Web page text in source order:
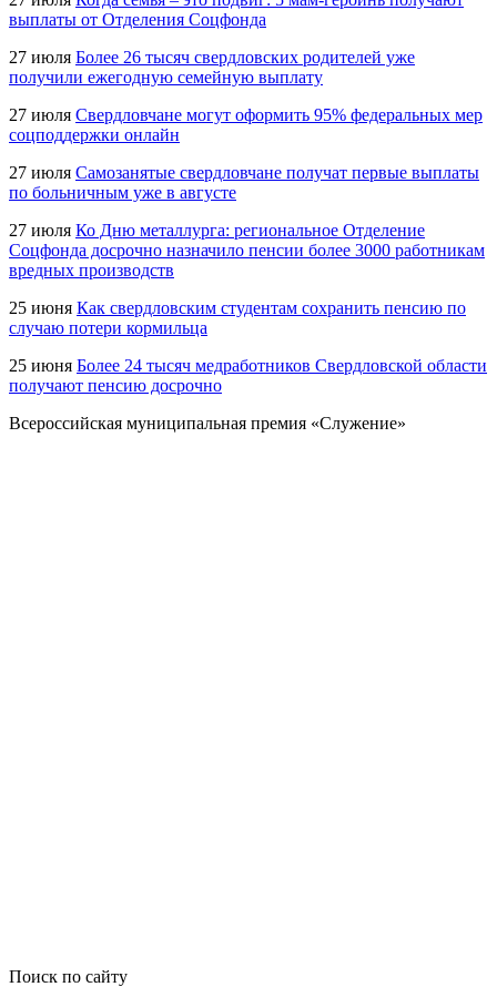
выплаты от Отделения Соцфонда
27 июля Более 26 тысяч свердловских родителей уже
получили ежегодную семейную выплату
27 июля Свердловчане могут оформить 95% федеральных мер
соцподдержки онлайн
27 июля Самозанятые свердловчане получат первые выплаты
по больничным уже в августе
27 июля Ко Дню металлурга: региональное Отделение
Соцфонда досрочно назначило пенсии более 3000 работникам
вредных производств
25 июня Как свердловским студентам сохранить пенсию по
случаю потери кормильца
25 июня Более 24 тысяч медработников Свердловской области
получают пенсию досрочно
Всероссийская муниципальная премия «Служение»
Поиск по сайту